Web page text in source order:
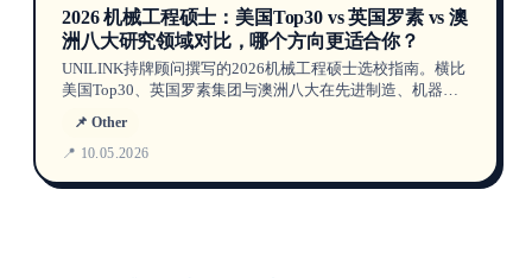
2026 机械工程硕士：美国Top30 vs 英国罗素 vs 澳
洲八大研究领域对比，哪个方向更适合你？
UNILINK持牌顾问撰写的2026机械工程硕士选校指南。横比
美国Top30、英国罗素集团与澳洲八大在先进制造、机器
UCAS、USCIS最新数据，助你精准定位研究方向。
📌 Other
📍 10.05.2026